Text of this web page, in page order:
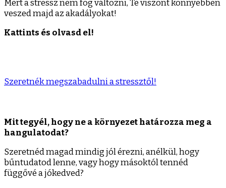
Mert a stressz nem fog változni, Te viszont könnyebben
veszed majd az akadályokat!
Kattints és olvasd el!
Szeretnék megszabadulni a stressztől!
Mit tegyél, hogy ne a környezet határozza meg a
hangulatodat?
Szeretnéd magad mindig jól érezni, anélkül, hogy
bűntudatod lenne, vagy hogy másoktól tennéd
függővé a jókedved?